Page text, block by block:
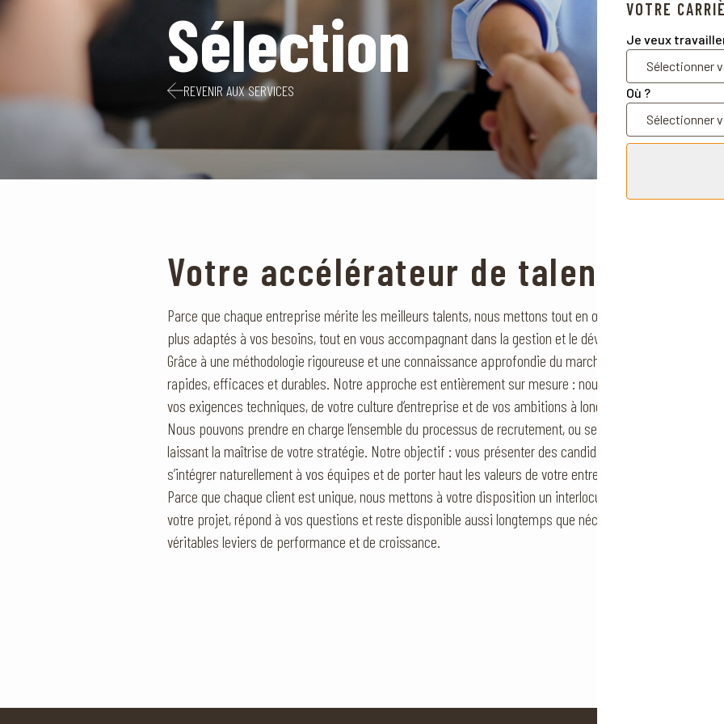
VOTRE
Je veux
Où ?
Sélection
REVENIR AUX SERVICES
Votre accélérateur de talents et de
Parce que chaque entreprise mérite les meilleurs talents, nous mettons tout en œuvre pour identifier,
plus adaptés à vos besoins, tout en vous accompagnant dans la gestion et le développement de vos
Grâce à une méthodologie rigoureuse et une connaissance approfondie du marché de l’emploi, nous
rapides, efficaces et durables. Notre approche est entièrement sur mesure : nous définissons
vos exigences techniques, de votre culture d’entreprise et de vos ambitions à long terme.
Nous pouvons prendre en charge l’ensemble du processus de recrutement, ou seulement certaines
laissant la maîtrise de votre stratégie. Notre objectif : vous présenter des candidats pertinents, aux
s’intégrer naturellement à vos équipes et de porter haut les valeurs de votre entreprise.
Parce que chaque client est unique, nous mettons à votre disposition un interlocuteur spécialiste de
votre projet, répond à vos questions et reste disponible aussi longtemps que nécessaire. Ensemble,
véritables leviers de performance et de croissance.